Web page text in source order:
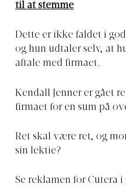
til at stemme
Dette er ikke faldet i
og hun udtaler selv, at
aftale med firmaet.
Kendall Jenner er gået
firmaet for en sum på
Ret skal være ret, og
sin lektie?
Se reklamen for Cutera